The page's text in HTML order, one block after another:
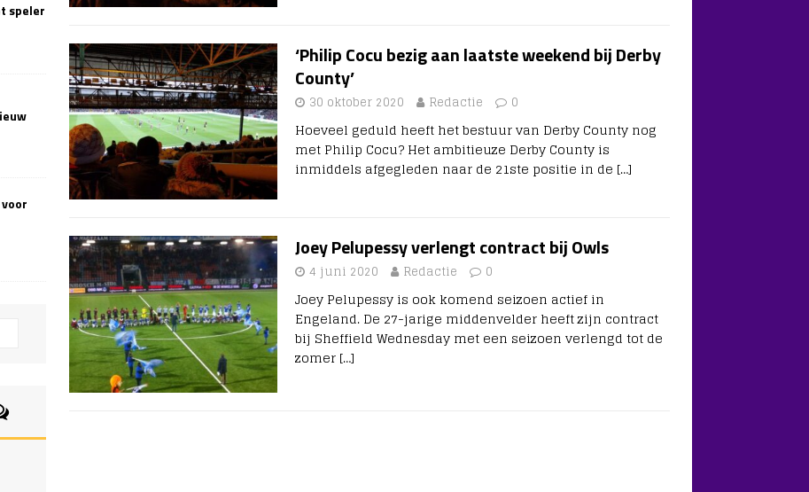
‘Philip Cocu bezig aan laatste weekend bij Derby
County’
30 oktober 2020 Redactie 0
Hoeveel geduld heeft het bestuur van Derby County nog
met Philip Cocu? Het ambitieuze Derby County is
inmiddels afgegleden naar de 21ste positie in de […]
Joey Pelupessy verlengt contract bij Owls
4 juni 2020 Redactie 0
Joey Pelupessy is ook komend seizoen actief in
Engeland. De 27-jarige middenvelder heeft zijn contract
bij Sheffield Wednesday met een seizoen verlengd tot de
zomer […]
speler